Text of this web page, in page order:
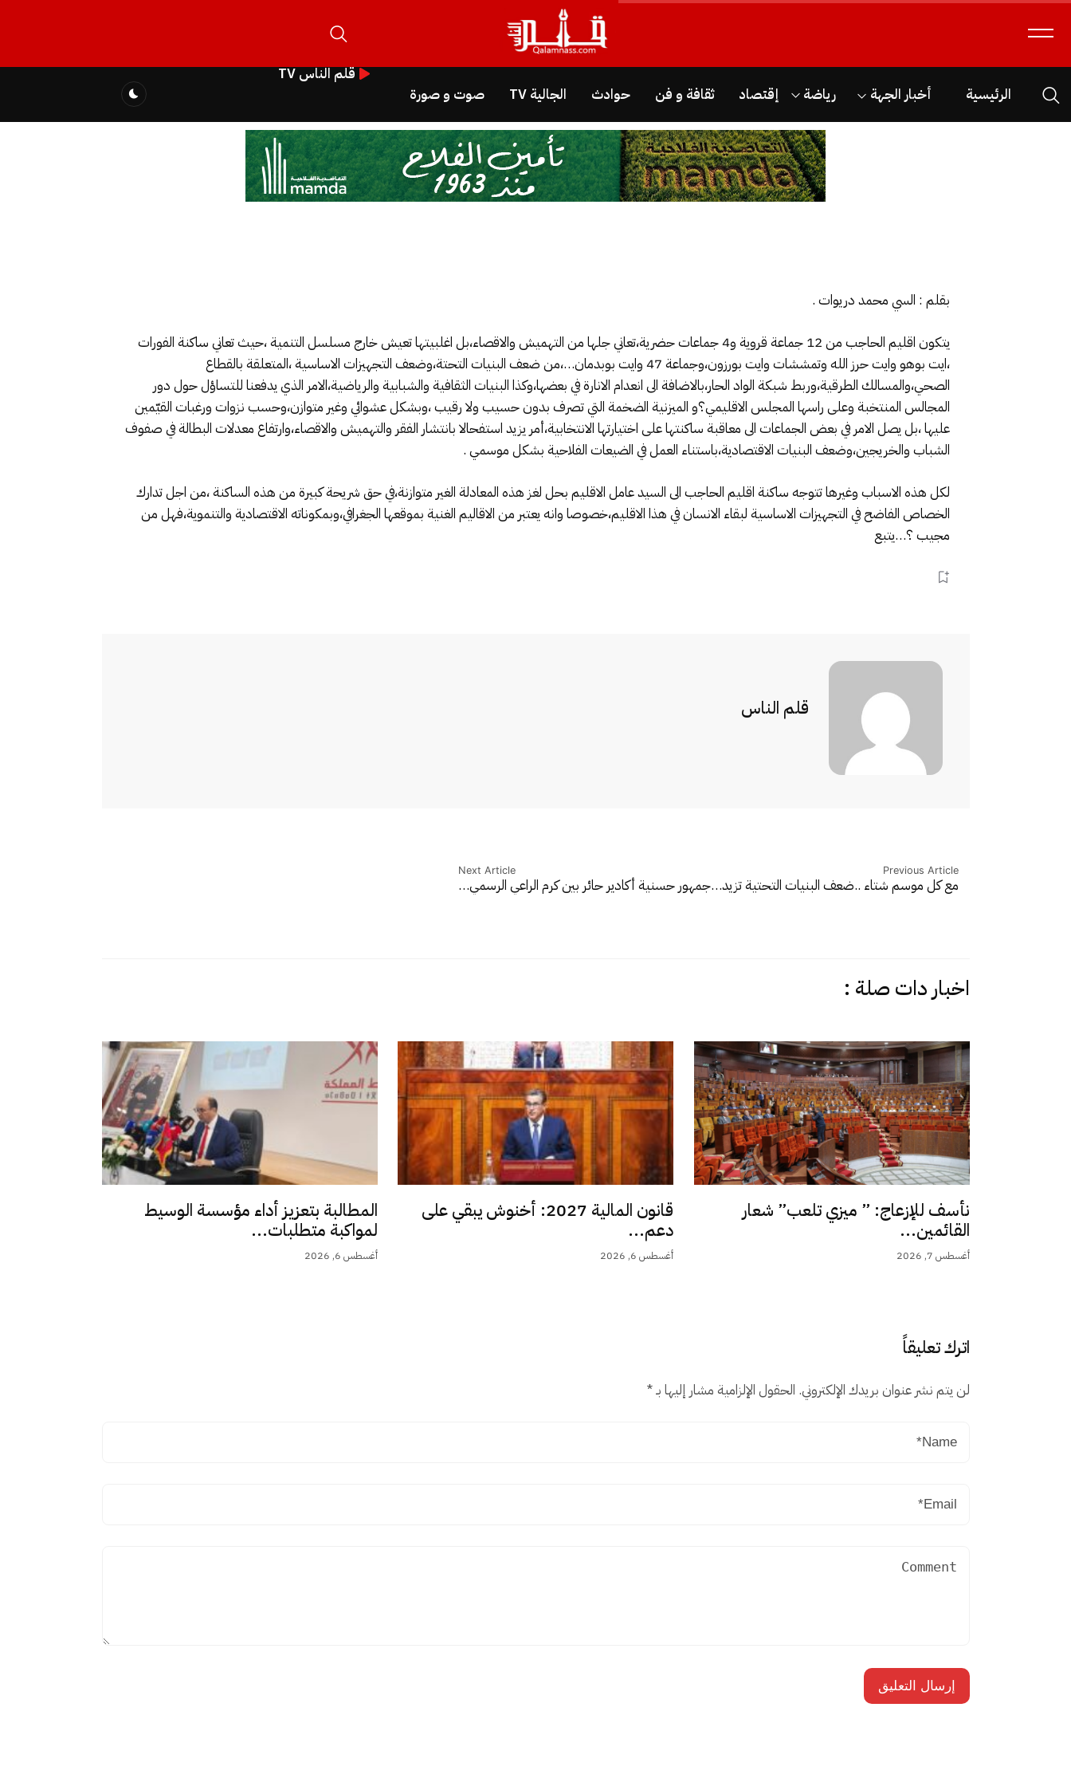
الرئيسية أخبار الجهة رياضة إقتصاد ثقافة و فن حوادث الجالية TV صوت و صورة
قلم الناس TV
بقلم : السي محمد دريوات .
يتكون اقليم الحاجب من 12 جماعة قروية و4 جماعات حضرية،تعاني جلها من التهميش والاقصاء،بل اغلبيتها تعيش خارج مسلسل التنمية ،حيث تعاني ساكنة الفورات
،ايت بوهو وايت حرز الله وتمششات وايت بورزون،وجماعة 47 وايت بوبدمان…،من ضعف البنيات التحتة،وضعف التجهيزات الاساسية ،المتعلقة بالقطاع
الصحي،والمسالك الطرقية،وربط شبكة الواد الحار،بالاضافة الى انعدام الانارة في بعضها،وكذا البنيات الثقافية والشبابية والرياضية،الامر الذي يدفعنا للتساؤل حول دور
المجالس المنتخبة وعلى راسها المجلس الاقليمي؟و الميزنية الضخمة التي تصرف بدون حسيب ولا رقيب ،وبشكل عشوائي وغير متوازن،وحسب نزوات ورغبات القيّمين
عليها ،بل يصل الامر في بعض الجماعات الى معاقبة ساكنتها على اختيارتها الانتخابية،أمر يزيد استفحالا بانتشار الفقر والتهميش والاقصاء،وارتفاع معدلات البطالة في صفوف
الشباب والخريجين،وضعف البنيات الاقتصادية،باستناء العمل في الضيعات الفلاحية بشكل موسمي .
لكل هذه الاسباب وغيرها تتوجه ساكنة اقليم الحاجب الى السيد عامل الاقليم بحل لغز هذه المعادلة الغير متوازنة،في حق شريحة كبيرة من هذه الساكنة ،من اجل تدارك
الخصاص الفاضح في التجهيزات الاساسية لبقاء الانسان في هذا الاقليم،خصوصا وانه يعتبر من الاقاليم الغنية بموقعها الجغرافي،وبمكوناته الاقتصادية والتنموية،فهل من
مجيب ؟…يتبع
قلم الناس
Previous Article
مع كل موسم شتاء ..ضعف البنيات التحتية تزيد…
Next Article
جمهور حسنية أكادير حائر بين كرم الراعي الرسمي…
اخبار دات صلة :
نأسف للإزعاج: ” ميزي تلعب” شعار
القائمين...
أغسطس 7, 2026
قانون المالية 2027: أخنوش يبقي على
دعم...
أغسطس 6, 2026
المطالبة بتعزيز أداء مؤسسة الوسيط
لمواكبة متطلبات...
أغسطس 6, 2026
اترك تعليقاً
لن يتم نشر عنوان بريدك الإلكتروني. الحقول الإلزامية مشار إليها بـ*